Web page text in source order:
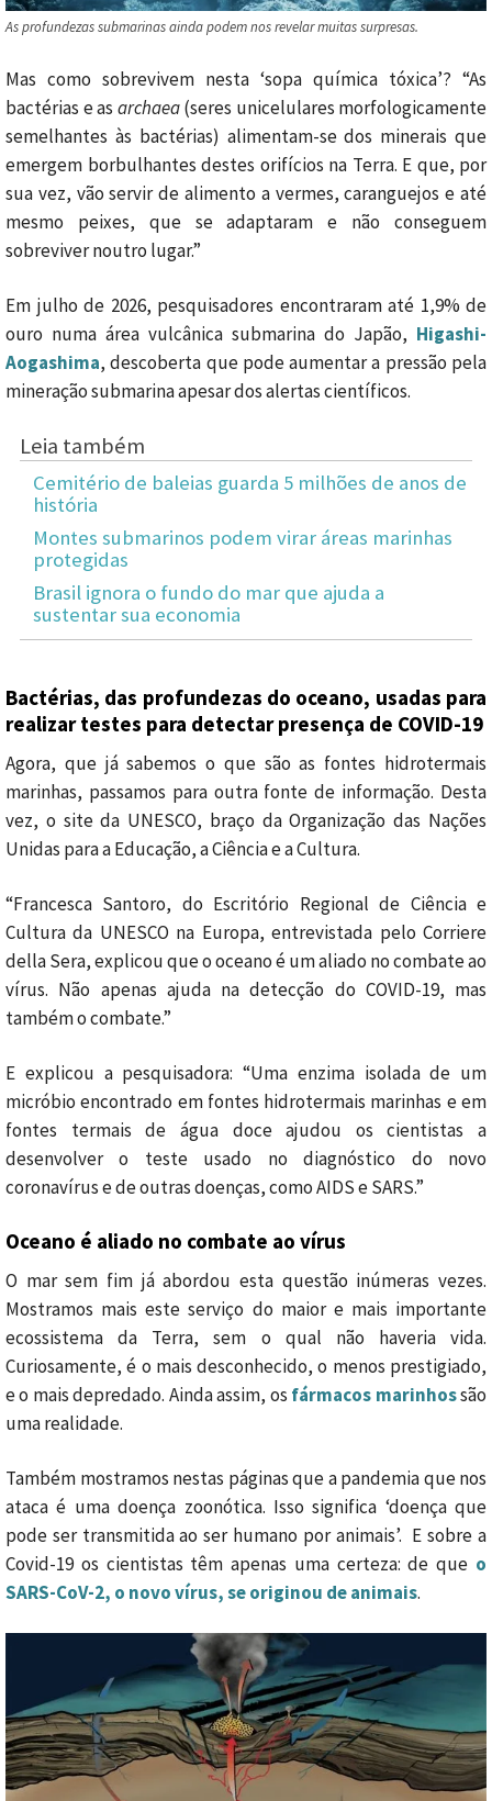
As profundezas submarinas ainda podem nos revelar muitas surpresas.
Mas como sobrevivem nesta ‘sopa química tóxica’? “As
bactérias e as archaea(seres unicelulares morfologicamente
semelhantes às bactérias) alimentam-se dos minerais que
emergem borbulhantes destes orifícios na Terra. E que, por
sua vez, vão servir de alimento a vermes, caranguejos e até
mesmo peixes, que se adaptaram e não conseguem
sobreviver noutro lugar.”
Em julho de 2026, pesquisadores encontraram até 1,9% de
ouro numa área vulcânica submarina do Japão, Higashi-
Aogashima, descoberta que pode aumentar a pressão pela
mineração submarina apesar dos alertas científicos.
Leia também
Cemitério de baleias guarda 5 milhões de anos de
história
Montes submarinos podem virar áreas marinhas
protegidas
Brasil ignora o fundo do mar que ajuda a
sustentar sua economia
Bactérias, das profundezas do oceano, usadas para
realizar testes para detectar presença de COVID-19
Agora, que já sabemos o que são as fontes hidrotermais
marinhas, passamos para outra fonte de informação. Desta
vez, o site da UNESCO, braço da Organização das Nações
Unidas para a Educação, a Ciência e a Cultura.
“Francesca Santoro, do Escritório Regional de Ciência e
Cultura da UNESCO na Europa, entrevistada pelo Corriere
della Sera, explicou que o oceano é um aliado no combate ao
vírus. Não apenas ajuda na detecção do COVID-19, mas
também o combate.”
E explicou a pesquisadora: “Uma enzima isolada de um
micróbio encontrado em fontes hidrotermais marinhas e em
fontes termais de água doce ajudou os cientistas a
desenvolver o teste usado no diagnóstico do novo
coronavírus e de outras doenças, como AIDS e SARS.”
Oceano é aliado no combate ao vírus
O mar sem fim já abordou esta questão inúmeras vezes.
Mostramos mais este serviço do maior e mais importante
ecossistema da Terra, sem o qual não haveria vida.
Curiosamente, é o mais desconhecido, o menos prestigiado,
e o mais depredado. Ainda assim, os fármacos marinhossão
uma realidade.
Também mostramos nestas páginas que a pandemia que nos
ataca é uma doença zoonótica. Isso significa ‘doença que
pode ser transmitida ao ser humano por animais’. E sobre a
Covid-19 os cientistas têm apenas uma certeza: de que o
SARS-CoV-2, o novo vírus, se originou de animais.